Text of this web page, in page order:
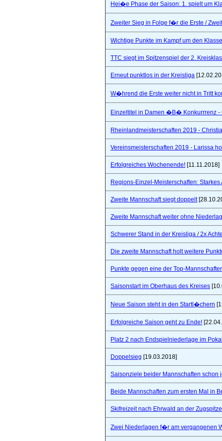
Hei�e Phase der Saison: 1. spielt um
Zweiter Sieg in Folge f�r die Erste /
Wichtige Punkte im Kampf um den
TTC siegt im Spitzenspiel der 2.
Erneut punktlos in der Kreisliga
W�hrend die Erste weiter nicht in Tritt
Einzeltitel in Damen �B� Konkurrrenz
Rheinlandmeisterschaften 2019 -
Vereinsmeisterschaften 2019 - Larissa
Erfolgreiches Wochenende! [11.11.2018]
Regions-Einzel-Meisterschaften:
Zweite Mannschaft siegt doppelt
Zweite Mannschaft weiter ohne
Schwerer Stand in der Kreisliga / 2x
Die zweite Mannschaft holt weitere
Punkte gegen eine der Top-
Saisonstart im Oberhaus des Kreises
Neue Saison steht in den Startl�chern
Erfolgreiche Saison geht zu Ende!
Platz 2 nach Endspielniederlage im
Doppelsieg [19.03.2018]
Saisonziele beider Mannschaften schon
Beide Mannschaften zum ersten Mal in
Skifreizeit nach Ehrwald an der Zugspitze
Zwei Niederlagen f�r am vergangenen